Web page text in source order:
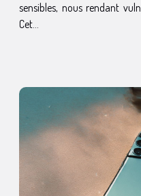
sensibles, nous rendant
Cet...